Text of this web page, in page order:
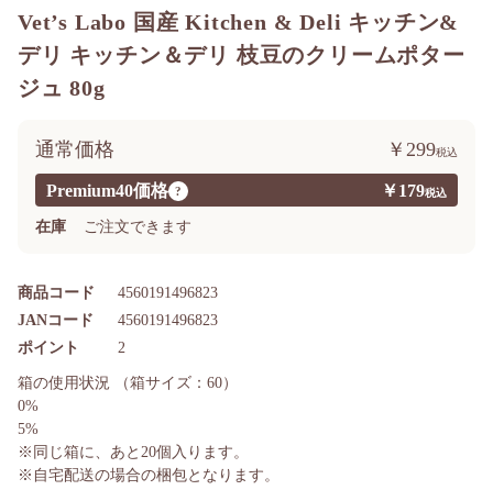
Vet’s Labo 国産 Kitchen & Deli キッチン&
デリ キッチン＆デリ 枝豆のクリームポター
ジュ 80g
Premium40価格 ? ￥179
通常価格 ￥299
在庫 ご注文できます
商品コード 4560191496823
ポイント 2
JANコード 4560191496823
箱の使用状況
（箱サイズ：60）
0%
5%
※同じ箱に、あと 20個入ります。
※自宅配送の場合の梱包となります。